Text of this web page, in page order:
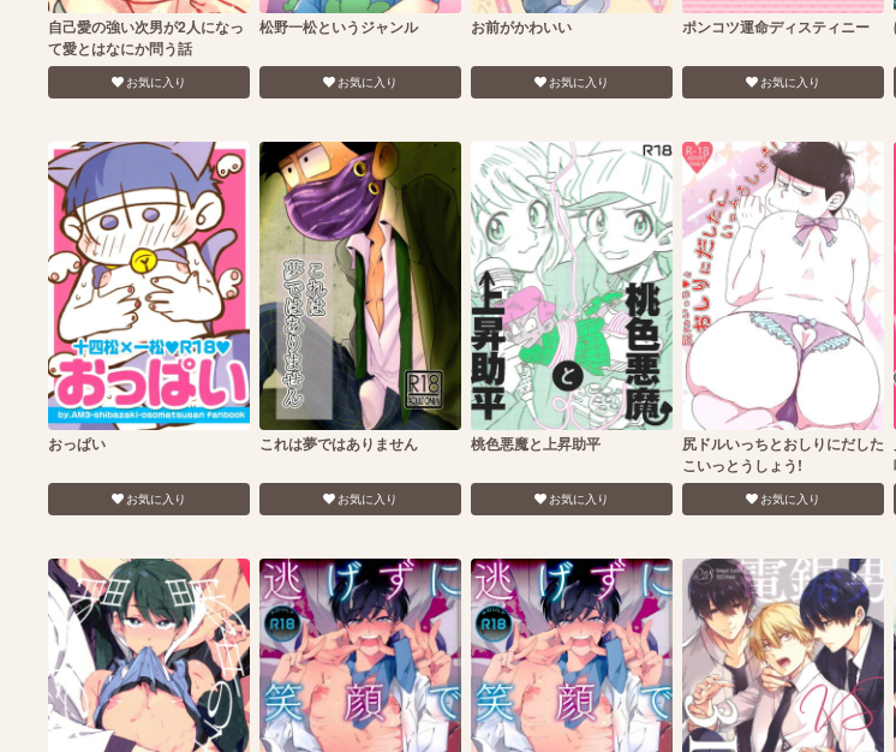
自己愛の強い次男が2人になっ
て愛とはなにか問う話
お気に入り
松野一松というジャンル
お気に入り
お前がかわいい
お気に入り
ポンコツ運命ディスティニー
お気に入り
おっぱい
お気に入り
これは夢ではありません
お気に入り
桃色悪魔と上昇助平
お気に入り
尻ドルいっちとおしりにだした
こいっとうしょう!
お気に入り